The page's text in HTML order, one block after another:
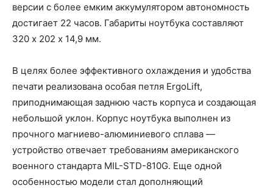
версии с более емким аккумулятором автономность
достигает 22 часов. Габариты ноутбука составляют
320 х 202 х 14,9 мм.
В целях более эффективного охлаждения и удобства
печати реализована особая петля ErgoLift,
приподнимающая заднюю часть корпуса и создающая
небольшой уклон. Корпус ноутбука выполнен из
прочного магниево-алюминиевого сплава —
устройство отвечает требованиям американского
военного стандарта MIL-STD-810G. Еще одной
особенностью модели стал дополняющий